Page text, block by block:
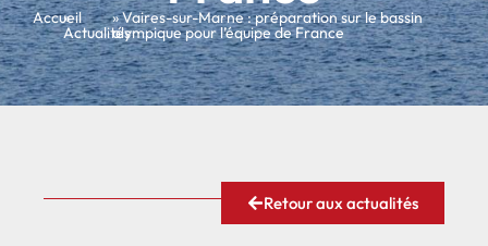
Accueil
»
Actualités
» Vaires-sur-Marne : préparation sur le bassin
olympique pour l’équipe de France
Retour aux actualités